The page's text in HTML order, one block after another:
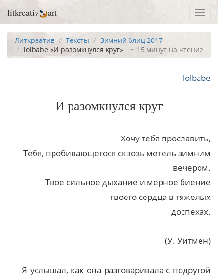
litkreativ art
Литкреатив Тексты
Зимний блиц 2017
lolbabe «И разомкнулся круг»
~ 15 минут на чтение
lolbabe
И разомкнулся круг
Хочу тебя прославить,
Тебя, пробивающегося сквозь метель зимним
вечером.
Твое сильное дыхание и мерное биение
твоего сердца в тяжелых
доспехах.
(У. Уитмен)
Я услышал, как она разговаривала с подругой